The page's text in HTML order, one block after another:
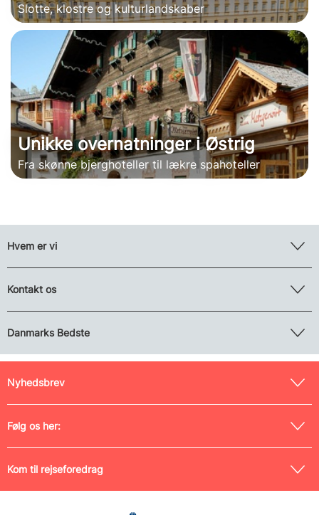
Slotte, klostre og kulturlandskaber
Unikke overnatninger i Østrig
Fra skønne bjerghoteller til lækre spahoteller
Hvem er vi
Kontakt os
Danmarks Bedste
Nyhedsbrev
Følg os her:
Kom til rejseforedrag